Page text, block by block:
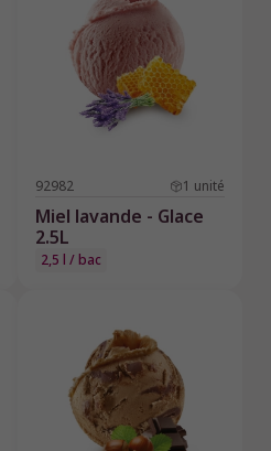
92982 1 unité
Miel lavande - Glace
2.5L
2,5 l / bac